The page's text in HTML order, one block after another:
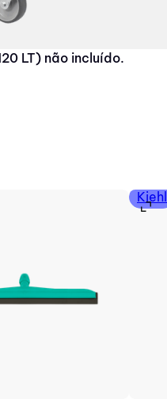
LT) não incluído.
Kiehl